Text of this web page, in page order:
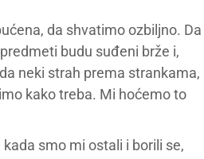
da shvatimo ozbiljno. Da
budu suđeni brže i,
neki strah prema strankama,
kako treba. Mi hoćemo to
smo mi ostali i borili se,